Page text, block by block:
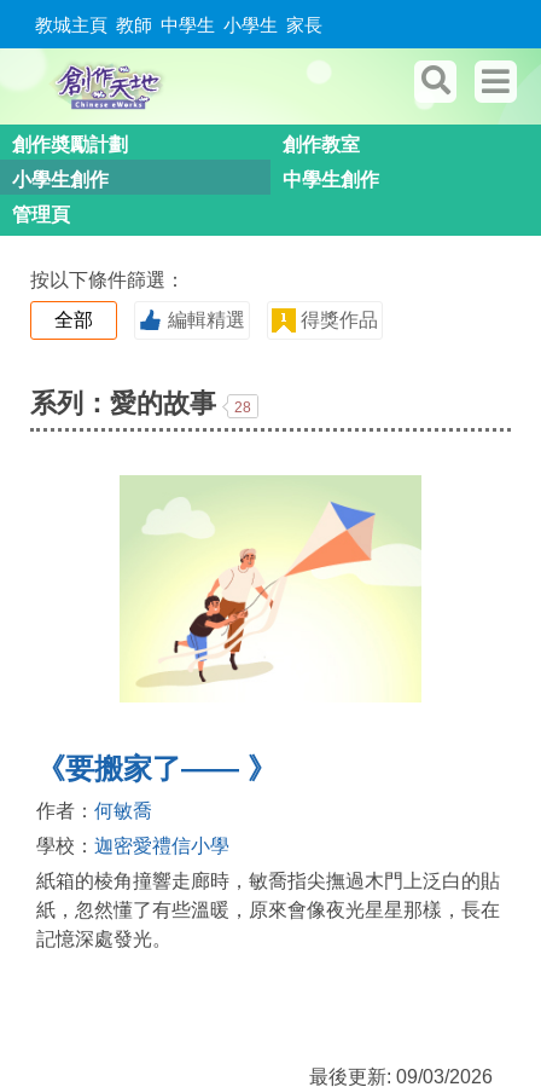
教城主頁 教師 中學生 小學生 家長
創作奬勵計劃
創作教室
小學生創作
中學生創作
管理頁
按以下條件篩選：
全部
編輯精選 得獎作品
系列：愛的故事 28
《要搬家了—— 》
作者： 何敏喬
學校： 迦密愛禮信小學
紙箱的棱角撞響走廊時，敏喬指尖撫過木門上泛白的貼
紙，忽然懂了有些溫暖，原來會像夜光星星那樣，長在
記憶深處發光。
最後更新: 09/03/2026